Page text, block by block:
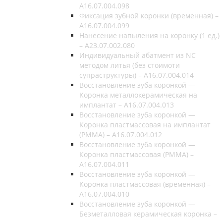
A16.07.004.098
Фиксация зубной коронки (временная) –
A16.07.004.099
Нанесение напыления на коронку (1 ед.)
– A23.07.002.080
Индивидуальный абатмент из NC
методом литья (без стоимоти
супраструктуры) – A16.07.004.014
Восстановление зуба коронкой —
Коронка металлокерамическая на
имплантат – A16.07.004.013
Восстановление зуба коронкой —
Коронка пластмассовая на имплантат
(РММА) – A16.07.004.012
Восстановление зуба коронкой —
Коронка пластмассовая (РММА) –
A16.07.004.011
Восстановление зуба коронкой —
Коронка пластмассовая (временная) –
A16.07.004.010
Восстановление зуба коронкой —
Безметалловая керамическая коронка –